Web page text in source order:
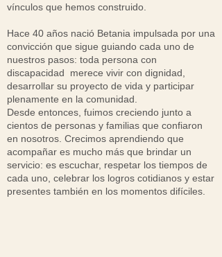
vínculos que hemos construido.
Hace 40 años nació Betania impulsada por una
convicción que sigue guiando cada uno de
nuestros pasos: toda persona con
discapacidad merece vivir con dignidad,
desarrollar su proyecto de vida y participar
plenamente en la comunidad.
Desde entonces, fuimos creciendo junto a
cientos de personas y familias que confiaron
en nosotros. Crecimos aprendiendo que
acompañar es mucho más que brindar un
servicio: es escuchar, respetar los tiempos de
cada uno, celebrar los logros cotidianos y estar
presentes también en los momentos difíciles.